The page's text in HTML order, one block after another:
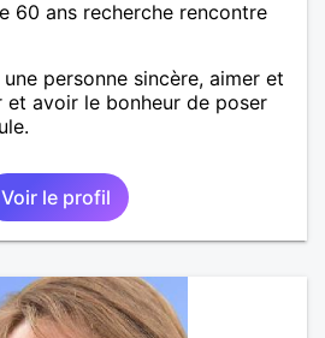
60 ans recherche rencontre
personne sincère, aimer et
et avoir le bonheur de poser
Voir le profil